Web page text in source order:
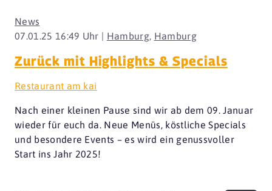
07.01.25 16:49 Uhr | Hamburg, Hamburg
News
Zurück mit Highlights & Specials
Restaurant am kai
Nach einer kleinen Pause sind wir ab dem 09. Januar
wieder für euch da. Neue Menüs, köstliche Specials
und besondere Events – es wird ein genussvoller
Start ins Jahr 2025!